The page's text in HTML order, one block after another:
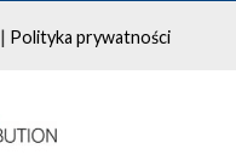
| Polityka prywatności